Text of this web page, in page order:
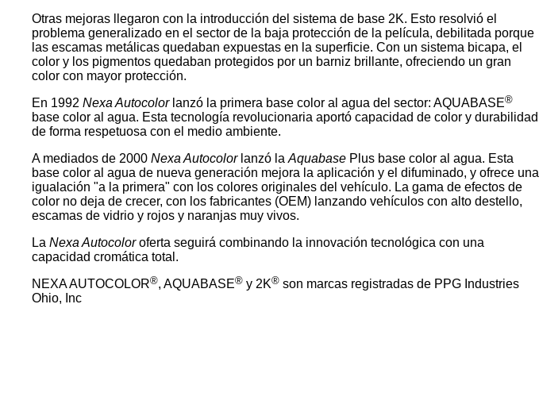
Otras mejoras llegaron con la introducción del sistema de base 2K. Esto resolvió el
problema generalizado en el sector de la baja protección de la película, debilitada porque
las escamas metálicas quedaban expuestas en la superficie. Con un sistema bicapa, el
color y los pigmentos quedaban protegidos por un barniz brillante, ofreciendo un gran
color con mayor protección.
En 1992 Nexa Autocolorlanzó la primera base color al agua del sector: AQUABASE®
base color al agua. Esta tecnología revolucionaria aportó capacidad de color y durabilidad
de forma respetuosa con el medio ambiente.
A mediados de 2000 Nexa Autocolorlanzó la Aquabase Plus base color al agua. Esta
base color al agua de nueva generación mejora la aplicación y el difuminado, y ofrece una
igualación "a la primera" con los colores originales del vehículo. La gama de efectos de
color no deja de crecer, con los fabricantes (OEM) lanzando vehículos con alto destello,
escamas de vidrio y rojos y naranjas muy vivos.
La Nexa Autocoloroferta seguirá combinando la innovación tecnológica con una
capacidad cromática total.
NEXA AUTOCOLOR®, AQUABASE® y 2K® son marcas registradas de PPG Industries
Ohio, Inc